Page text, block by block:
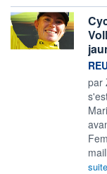
par
suite